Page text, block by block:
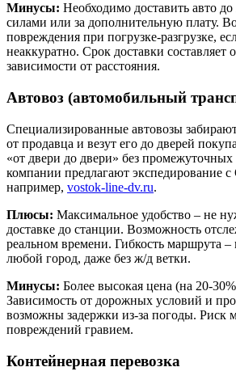
Минусы: Необходимо доставить авто
силами или за дополнительную плату.
повреждения при погрузке-разгрузке,
неаккуратно. Срок доставки составляет
зависимости от расстояния.
Автовоз (автомобильный
Специализированные автовозы
от продавца и везут его до дверей
«от двери до двери» без
компании предлагают экспедирование с
например, vostok-line-dv.ru.
Плюсы: Максимальное удобство – не
доставке до станции. Возможность
реальном времени. Гибкость маршрута
любой город, даже без ж/д ветки.
Минусы: Более высокая цена (на 20-
Зависимость от дорожных условий и
возможны задержки из-за погоды. Риск
повреждений гравием.
Контейнерная перевозка